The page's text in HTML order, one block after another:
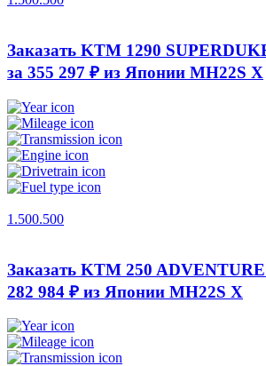
Заказать KTM 1290
за 355 297 ₽ из Японии MH22S X
1.500.500
Заказать KTM 250 ADVENTURE
282 984 ₽ из Японии MH22S X